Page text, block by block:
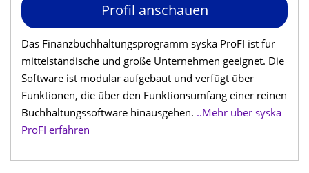
Profil anschauen
Das Finanzbuchhaltungsprogramm syska ProFI ist für
mittelständische und große Unternehmen geeignet. Die
Software ist modular aufgebaut und verfügt über
Funktionen, die über den Funktionsumfang einer reinen
Buchhaltungssoftware hinausgehen. ..Mehr über syska
ProFI erfahren